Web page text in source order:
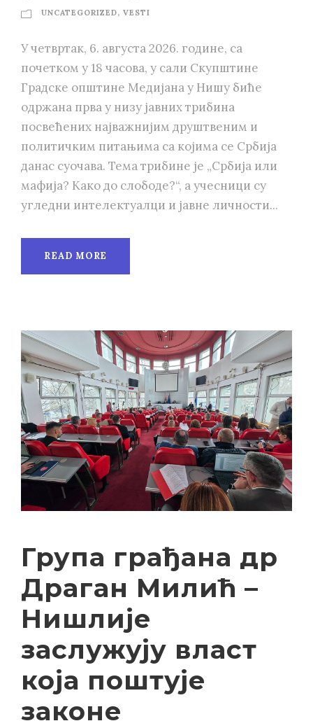
UNCATEGORIZED, VESTI
У четвртак, 6. августа 2026. године, са
почетком у 18 часова, у сали Скупштине
Градске општине Медијана у Нишу биће
одржана прва у низу јавних трибина
посвећених најважнијим друштвеним и
политичким питањима са којима се Србија
данас суочава. Тема трибине је „Србија или
мафија? Како до слободе?“, а учесници су
угледни интелектуалци и јавне личности...
READ MORE
Група грађана др
Драган Милић –
Нишлије
заслужују власт
која поштује
законе